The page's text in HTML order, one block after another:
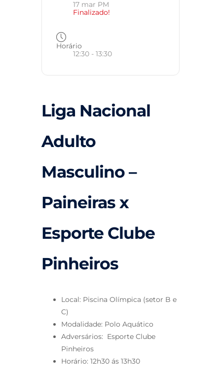
17 mar PM
Finalizado!
Horário
12:30 - 13:30
Liga Nacional
Adulto
Masculino –
Paineiras x
Esporte Clube
Pinheiros
Local: Piscina Olímpica (setor B e
C)
Modalidade: Polo Aquático
Adversários: Esporte Clube
Pinheiros
Horário: 12h30 ás 13h30